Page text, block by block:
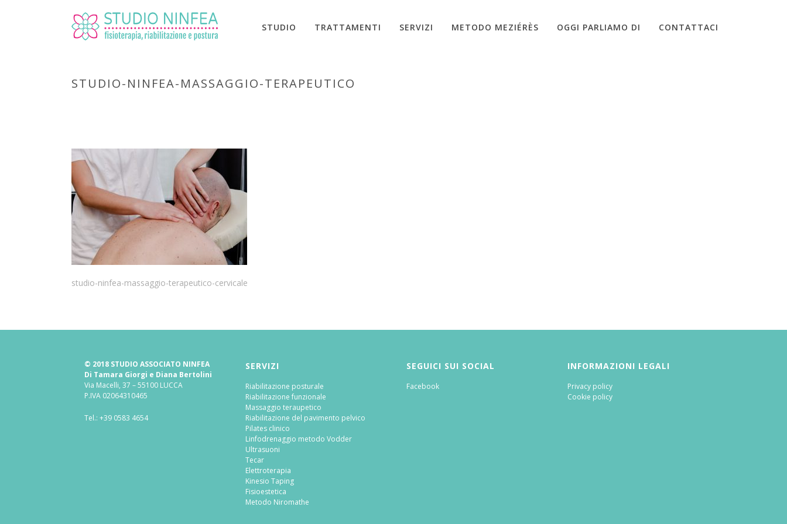
STUDIO TRATTAMENTI SERVIZI METODO MEZIÉRÈS OGGI PARLIAMO DI CONTATTACI
STUDIO-NINFEA-MASSAGGIO-TERAPEUTICO
studio-ninfea-massaggio-terapeutico-cervicale
© 2018 STUDIO ASSOCIATO NINFEA
Di Tamara Giorgi e Diana Bertolini
Via Macelli, 37 – 55100 LUCCA
P.IVA 02064310465
Tel.: +39 0583 4654
SERVIZI
Riabilitazione posturale
Riabilitazione funzionale
Massaggio teraupetico
Riabilitazione del pavimento pelvico
Pilates clinico
Linfodrenaggio metodo Vodder
Ultrasuoni
Tecar
Elettroterapia
Kinesio Taping
Fisioestetica
Metodo Niromathe
SEGUICI SUI SOCIAL
Facebook
INFORMAZIONI LEGALI
Privacy policy
Cookie policy